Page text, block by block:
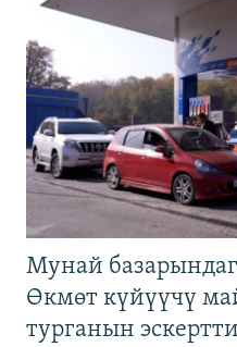
Мунай
Өкмөт күйүүчү
турганын эскертти